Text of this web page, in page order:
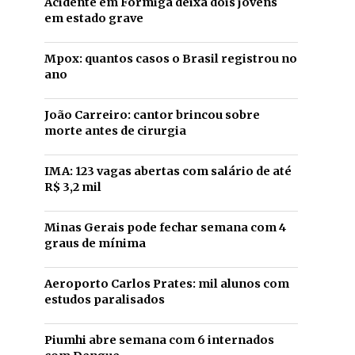
em estado grave
Mpox: quantos casos o Brasil registrou no
ano
João Carreiro: cantor brincou sobre
morte antes de cirurgia
IMA: 123 vagas abertas com salário de até
R$ 3,2 mil
Minas Gerais pode fechar semana com 4
graus de mínima
Aeroporto Carlos Prates: mil alunos com
estudos paralisados
Piumhi abre semana com 6 internados